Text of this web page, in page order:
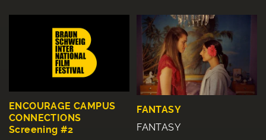
ENCOURAGE CAMPUS
CONNECTIONS
Screening #2
FANTASY
FANTASY